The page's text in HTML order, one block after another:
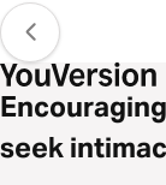
seek